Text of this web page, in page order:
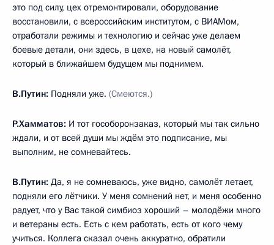
это под силу, цех отремонтировали, оборудование
восстановили, с всероссийским институтом, с ВИАМом,
отработали режимы и технологию и сейчас уже делаем
боевые детали, они здесь, в цехе, на новый самолёт,
который в ближайшем будущем мы поднимем.
В.Путин: Подняли уже. (Смеются.)
Р.Хамматов: И тот гособоронзаказ, который мы так сильно
ждали, и от всей души мы ждём это подписание, мы
выполним, не сомневайтесь.
В.Путин: Да, я не сомневаюсь, уже видно, самолёт летает,
подняли его лётчики. У меня сомнений нет, и меня особенно
радует, что у Вас такой симбиоз хороший – молодёжи много
и ветераны есть. Есть с кем работать, есть от кого чему
учиться. Коллега сказал очень аккуратно, обратили